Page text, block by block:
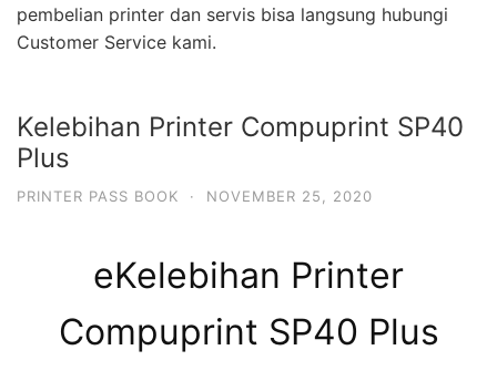
pembelian printer dan servis bisa langsung hubungi
Customer Service kami.
Kelebihan Printer Compuprint SP40
Plus
PRINTER PASS BOOK · NOVEMBER 25, 2020
eKelebihan Printer
Compuprint SP40 Plus